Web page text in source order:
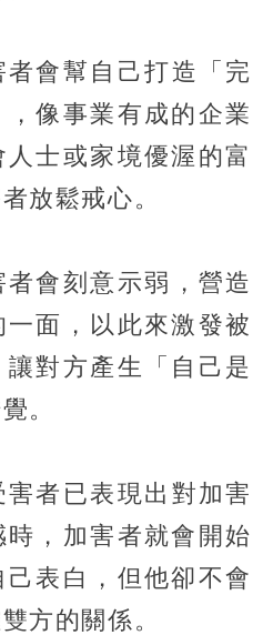
者會幫自己打造「完
像事業有成的企業
士或家境優渥的富
放鬆戒心。
者會刻意示弱，營造
面，以此來激發被
對方產生「自己是
。
害者已表現出對加害
，加害者就會開始
表白，但他卻不會
方的關係。